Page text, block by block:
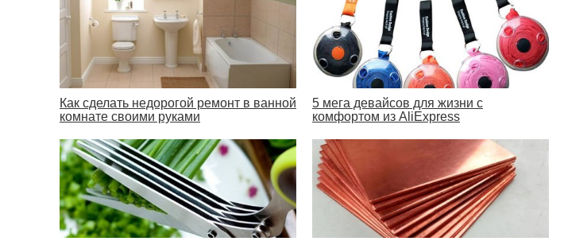
Как сделать недорогой ремонт в ванной
комнате своими руками
5 мега девайсов для жизни с
комфортом из AliExpress